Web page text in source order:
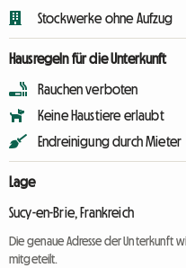
Stockwerke ohne Aufzug
Hausregeln für die Unterkunft
Rauchen verboten
Keine Haustiere erlaubt
Endreinigung durch Mieter
Lage
Sucy-en-Brie, Frankreich
Die genaue Adresse der Unterkunft
mitgeteilt.